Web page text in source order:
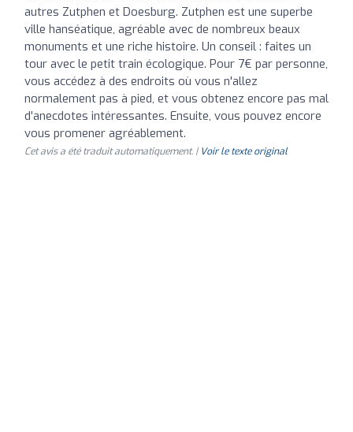
autres Zutphen et Doesburg. Zutphen est une superbe
ville hanséatique, agréable avec de nombreux beaux
monuments et une riche histoire. Un conseil : faites un
tour avec le petit train écologique. Pour 7€ par personne,
vous accédez à des endroits où vous n'allez
normalement pas à pied, et vous obtenez encore pas mal
d'anecdotes intéressantes. Ensuite, vous pouvez encore
vous promener agréablement.
Cet avis a été traduit automatiquement. | Voir le texte original